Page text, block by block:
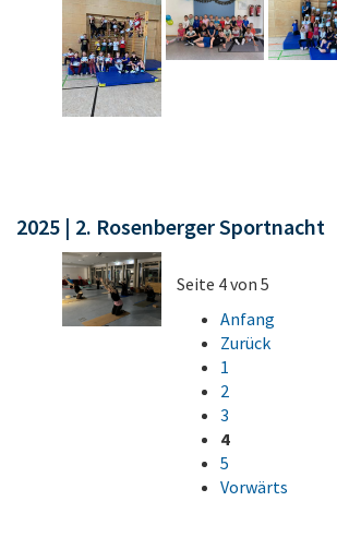
2025 | 2. Rosenberger Sportnacht
Seite 4 von 5
Anfang
Zurück
1
2
3
4
5
Vorwärts